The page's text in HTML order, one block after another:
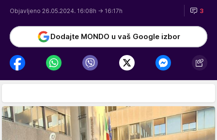
Objavljeno 26.05.2024. 16:08h → 16:17h 3
Dodajte MONDO u vaš Google izbor